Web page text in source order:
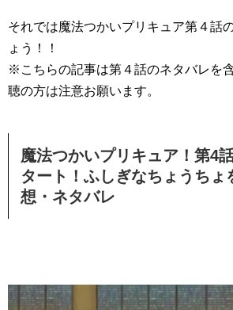
それでは魔法つかいプリキュア第４話
ょう！！
※こちらの記事は第４話のネタバレを
聴の方は注意お願います。
魔法つかいプリキュア！第4
タート！ふしぎなちょうちょ
想・ネタバレ